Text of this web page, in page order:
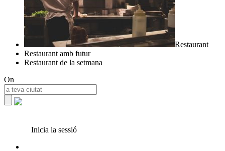
Restaurant
Restaurant amb futur
Restaurant de la setmana
On
Inicia la sessió